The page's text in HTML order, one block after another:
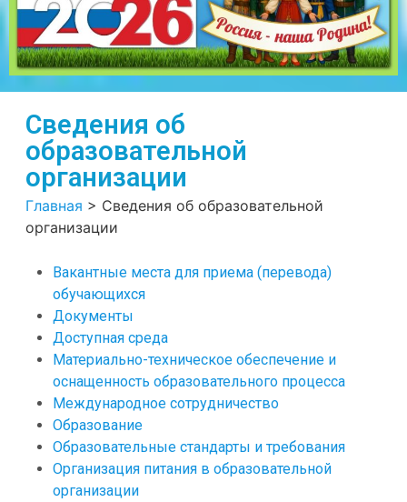
Сведения об
образовательной
организации
Главная > Сведения об образовательной
организации
Вакантные места для приема (перевода)
обучающихся
Документы
Доступная среда
Материально-техническое обеспечение и
оснащенность образовательного процесса
Международное сотрудничество
Образование
Образовательные стандарты и требования
Организация питания в образовательной
организации